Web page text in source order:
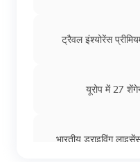
ट्रैवल इंश्योरेंस
यूरोप में 27
भारतीय ड्राइविंग